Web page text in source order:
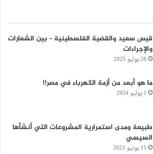
قيس سعيد والقضية الفلسطينية – بين الشعارات
والإجراءات
28 يوليو 2025
‏ما هو أبعد من أزمة الكهرباء في مصر!!
1 يوليو 2024
طبيعة ومدى استمرارية المشروعات التي أنشأها
السيسي
15 يونيو 2023